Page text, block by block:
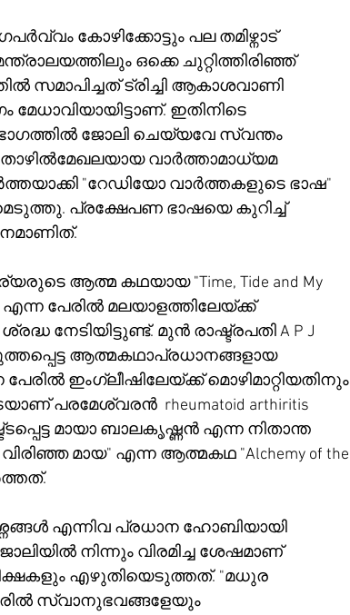
കോഴിക്കോട്ടും പല തമിഴ്നാട്
ഒക്കെ ചുറ്റിത്തിരിഞ്ഞ്
സമാപിച്ചത് ട്രിച്ചി ആകാശവാണി
മേധാവിയായിട്ടാണ്. ഇതിനിടെ
ജോലി ചെയ്യവേ സ്വന്തം
വാർത്താമാധ്യമ
"റേഡിയോ വാർത്തകളുടെ ഭാഷ"
പ്രക്ഷേപണ ഭാഷയെ കുറിച്ച്
ആത്മ കഥയായ "Time, Tide and My
എന്ന പേരിൽ മലയാളത്തിലേയ്ക്ക്
നേടിയിട്ടുണ്ട്. മുൻ രാഷ്ട്രപതി A P J
ആത്മകഥാപ്രധാനങ്ങളായ
പേരിൽ ഇംഗ്ലീഷിലേയ്ക്ക് മൊഴിമാറ്റിയതിനും
പരമേശ്വരൻ  rheumatoid arthiritis
മായാ ബാലകൃഷ്ണൻ എന്ന നിതാന്ത
മായ" എന്ന ആത്മകഥ "Alchemy of the
എന്നിവ പ്രധാന ഹോബിയായി
നിന്നും വിരമിച്ച ശേഷമാണ്
എഴുതിയെടുത്തത്. "മധുര
സ്വാനുഭവങ്ങളേയും